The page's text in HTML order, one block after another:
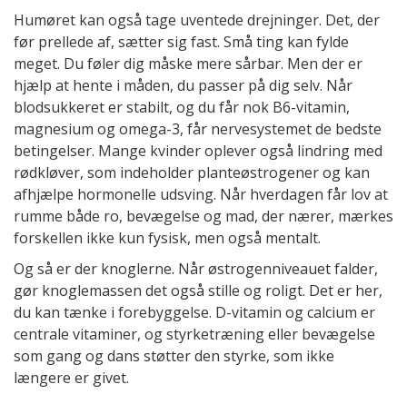
Humøret kan også tage uventede drejninger. Det, der
før prellede af, sætter sig fast. Små ting kan fylde
meget. Du føler dig måske mere sårbar. Men der er
hjælp at hente i måden, du passer på dig selv. Når
blodsukkeret er stabilt, og du får nok B6-vitamin,
magnesium og omega-3, får nervesystemet de bedste
betingelser. Mange kvinder oplever også lindring med
rødkløver, som indeholder planteøstrogener og kan
afhjælpe hormonelle udsving. Når hverdagen får lov at
rumme både ro, bevægelse og mad, der nærer, mærkes
forskellen ikke kun fysisk, men også mentalt.
Og så er der knoglerne. Når østrogenniveauet falder,
gør knoglemassen det også stille og roligt. Det er her,
du kan tænke i forebyggelse. D-vitamin og calcium er
centrale vitaminer, og styrketræning eller bevægelse
som gang og dans støtter den styrke, som ikke
længere er givet.